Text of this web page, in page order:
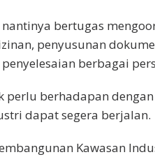
bertugas
penyusunan
berbagai
perlu berhadapan
dapat segera berjalan.
Kawasan